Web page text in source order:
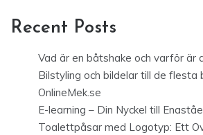
Recent Posts
Vad är en båtshake och varför är
Bilstyling och bildelar till de flesta
OnlineMek.se
E-learning – Din Nyckel till
Toalettpåsar med Logotyp: Ett